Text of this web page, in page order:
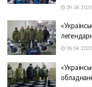
09.04.2026
06.04.2026